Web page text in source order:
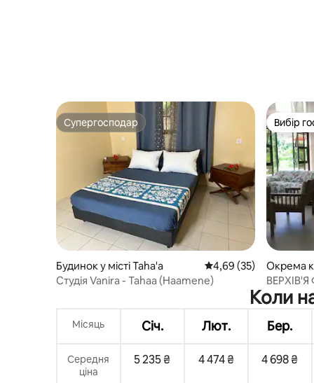
Супергосподар
Супергосподар
Будинок у місті Taha'a Середня оцінка: 4,69
4,69 (35)
Студія Vanira - Tahaa (Haamene)
Вибір
Вибір
Окрема
a'a
Коли
Місяць Січ. Лют. Бер.
Середня
ціна
5 235 ₴ 4 474 ₴ 4 698 ₴